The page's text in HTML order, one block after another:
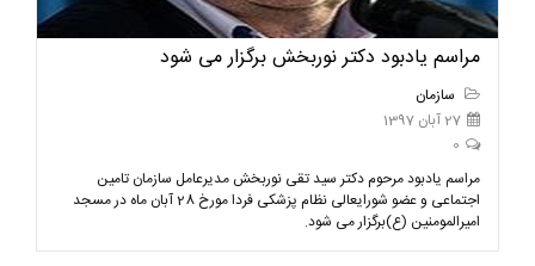
مراسم یادبود دکتر نوربخش برگزار می شود
سازمان
27 آبان 1397
0
مراسم یادبود مرحوم دکتر سید تقی نوربخش مدیرعامل سازمان تامین
اجتماعی و عضو شورایعالی نظام پزشکی فردا مورخ 28 آبان ماه در مسجد
امیرالمومنین (ع)برگزار می شود.